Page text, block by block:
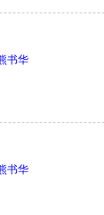
书华
书华